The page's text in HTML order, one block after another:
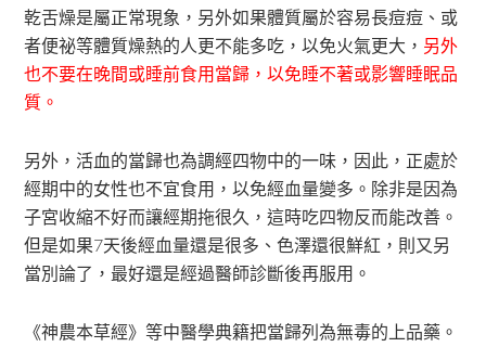
乾舌燥是屬正常現象，另外如果體質屬於容易長痘痘、或
者便祕等體質燥熱的人更不能多吃，以免火氣更大， 另外
也不要在晚間或睡前食用當歸，以免睡不著或影響睡眠品
質。
另外，活血的當歸也為調經四物中的一味，因此，正處於
經期中的女性也不宜食用，以免經血量變多。除非是因為
子宮收縮不好而讓經期拖很久，這時吃四物反而能改善。
但是如果7天後經血量還是很多、色澤還很鮮紅，則又另
當別論了，最好還是經過醫師診斷後再服用。
《神農本草經》等中醫學典籍把當歸列為無毒的上品藥。